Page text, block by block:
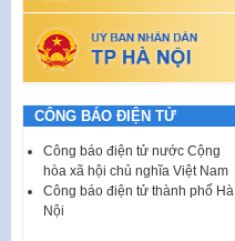
CÔNG BÁO ĐIỆN TỬ
Công báo điện tử nước Cộng
hòa xã hội chủ nghĩa Việt Nam
Công báo điện tử thành phố Hà
Nội